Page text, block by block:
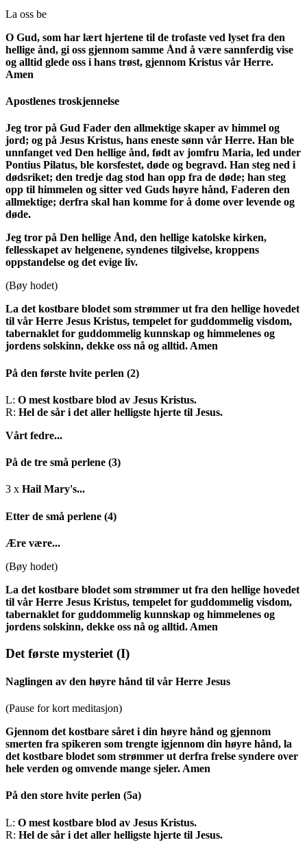
La oss be
O Gud, som har lært hjertene til de trofaste ved lyset fra den
hellige ånd, gi oss gjennom samme Ånd å være sannferdig vise
og alltid glede oss i hans trøst, gjennom Kristus vår Herre.
Amen
Apostlenes troskjennelse
Jeg tror på Gud Fader den allmektige skaper av himmel og
jord; og på Jesus Kristus, hans eneste sønn vår Herre. Han ble
unnfanget ved Den hellige ånd, født av jomfru Maria, led under
Pontius Pilatus, ble korsfestet, døde og begravd. Han steg ned i
dødsriket; den tredje dag stod han opp fra de døde; han steg
opp til himmelen og sitter ved Guds høyre hånd, Faderen den
allmektige; derfra skal han komme for å dome over levende og
døde.
Jeg tror på Den hellige Ånd, den hellige katolske kirken,
fellesskapet av helgenene, syndenes tilgivelse, kroppens
oppstandelse og det evige liv.
(Bøy hodet)
La det kostbare blodet som strømmer ut fra den hellige hovedet
til vår Herre Jesus Kristus, tempelet for guddommelig visdom,
tabernaklet for guddommelig kunnskap og himmelenes og
jordens solskinn, dekke oss nå og alltid. Amen
På den første hvite perlen (2)
L: O mest kostbare blod av Jesus Kristus.
R: Hel de sår i det aller helligste hjerte til Jesus.
Vårt fedre...
På de tre små perlene (3)
3 x Hail Mary's...
Etter de små perlene (4)
Ære være...
(Bøy hodet)
La det kostbare blodet som strømmer ut fra den hellige hovedet
til vår Herre Jesus Kristus, tempelet for guddommelig visdom,
tabernaklet for guddommelig kunnskap og himmelenes og
jordens solskinn, dekke oss nå og alltid. Amen
Det første mysteriet (I)
Naglingen av den høyre hånd til vår Herre Jesus
(Pause for kort meditasjon)
Gjennom det kostbare såret i din høyre hånd og gjennom
smerten fra spikeren som trengte igjennom din høyre hånd, la
det kostbare blodet som strømmer ut derfra frelse syndere over
hele verden og omvende mange sjeler. Amen
På den store hvite perlen (5a)
L: O mest kostbare blod av Jesus Kristus.
R: Hel de sår i det aller helligste hjerte til Jesus.